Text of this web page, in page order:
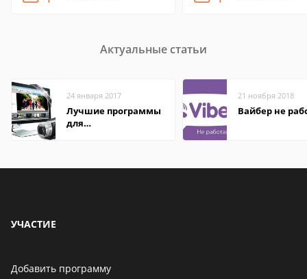
Актуальные статьи
24 января 2017
Лучшие программы
для
21 ноября 2018
Вайбер не
УЧАСТИЕ
Добавить программу